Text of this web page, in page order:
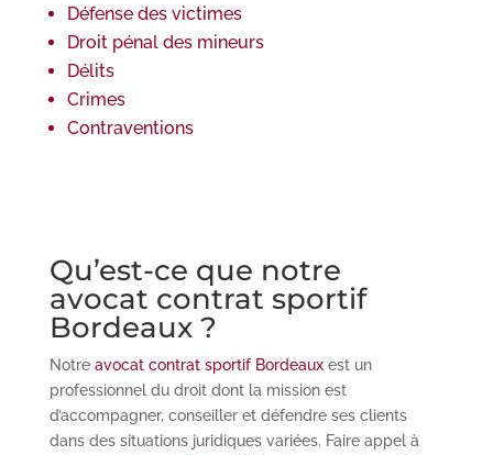
Défense des victimes
Droit pénal des mineurs
Délits
Crimes
Contraventions
Qu’est-ce que notre
avocat contrat sportif
Bordeaux ?
Notre avocat contrat sportif Bordeauxest un
professionnel du droit dont la mission est
d’accompagner, conseiller et défendre ses clients
dans des situations juridiques variées. Faire appel à